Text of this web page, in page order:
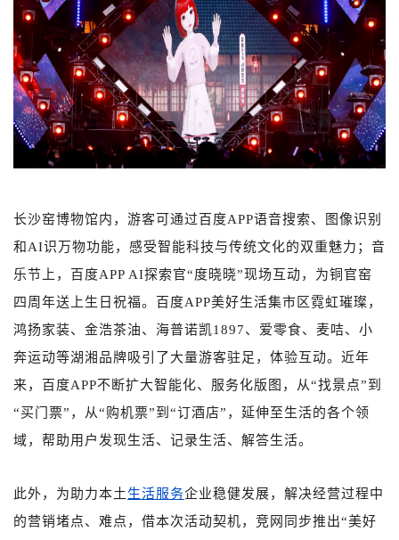
长沙窑博物馆内，游客可通过百度APP语音搜索、图像识别
和AI识万物功能，感受智能科技与传统文化的双重魅力；音
乐节上，百度APP AI探索官“度晓晓”现场互动，为铜官窑
四周年送上生日祝福。百度APP美好生活集市区霓虹璀璨，
鸿扬家装、金浩茶油、海普诺凯1897、爱零食、麦咭、小
奔运动等湖湘品牌吸引了大量游客驻足，体验互动。近年
来，百度APP不断扩大智能化、服务化版图，从“找景点”到
“买门票”，从“购机票”到“订酒店”，延伸至生活的各个领
域，帮助用户发现生活、记录生活、解答生活。
此外，为助力本土生活服务企业稳健发展，解决经营过程中
的营销堵点、难点，借本次活动契机，竞网同步推出“美好